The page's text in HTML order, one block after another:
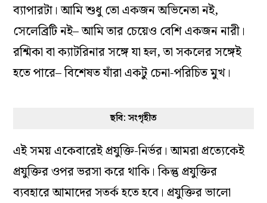
ব‌্যাপারটা। আমি শুধু তো একজন অভিনেতা নই,
সেলেব্রিটি নই– আমি তার চেয়েও বেশি একজন নারী।
রশ্মিকা বা ক‌্যাটরিনার সঙ্গে যা হল, তা সকলের সঙ্গেই
হতে পারে– বিশেষত যাঁরা একটু চেনা-পরিচিত মুখ।
ছবি: সংগৃহীত
এই সময় একেবারেই প্রযুক্তি-নির্ভর। আমরা প্রত্যেকেই
প্রযুক্তির ওপর ভরসা করে থাকি। কিন্তু প্রযুক্তির
ব‌্যবহারে আমাদের সতর্ক হতে হবে। প্রযুক্তির ভালো